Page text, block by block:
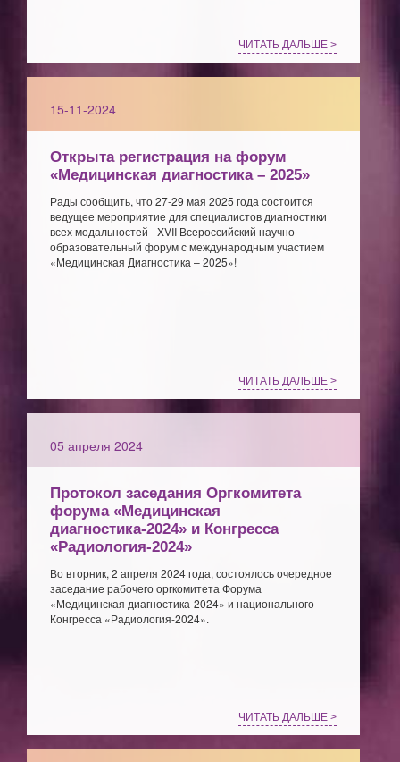
ЧИТАТЬ ДАЛЬШЕ >
15-11-2024
Открыта регистрация на форум
«Медицинская диагностика – 2025»
Рады сообщить, что 27-29 мая 2025 года состоится
ведущее мероприятие для специалистов диагностики
всех модальностей - XVII Всероссийский научно-
образовательный форум с международным участием
«Медицинская Диагностика – 2025»!
ЧИТАТЬ ДАЛЬШЕ >
05 апреля 2024
Протокол заседания Оргкомитета
форума «Медицинская
диагностика-2024» и Конгресса
«Радиология-2024»
Во вторник, 2 апреля 2024 года, состоялось очередное
заседание рабочего оргкомитета Форума
«Медицинская диагностика-2024» и национального
Конгресса «Радиология-2024».
ЧИТАТЬ ДАЛЬШЕ >